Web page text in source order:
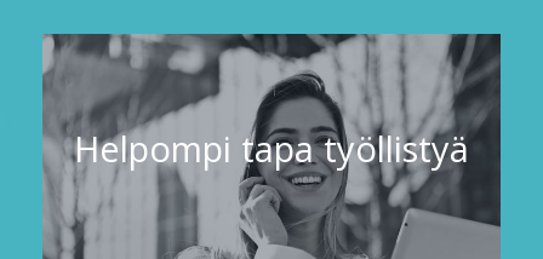
Helpompi tapa työllistyä